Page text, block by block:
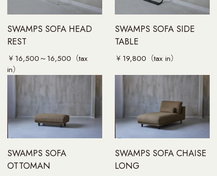
SWAMPS SOFA HEAD
REST
￥16,500～16,500（tax
in）
SWAMPS SOFA SIDE
TABLE
￥19,800（tax in）
SWAMPS SOFA
OTTOMAN
SWAMPS SOFA CHAISE
LONG